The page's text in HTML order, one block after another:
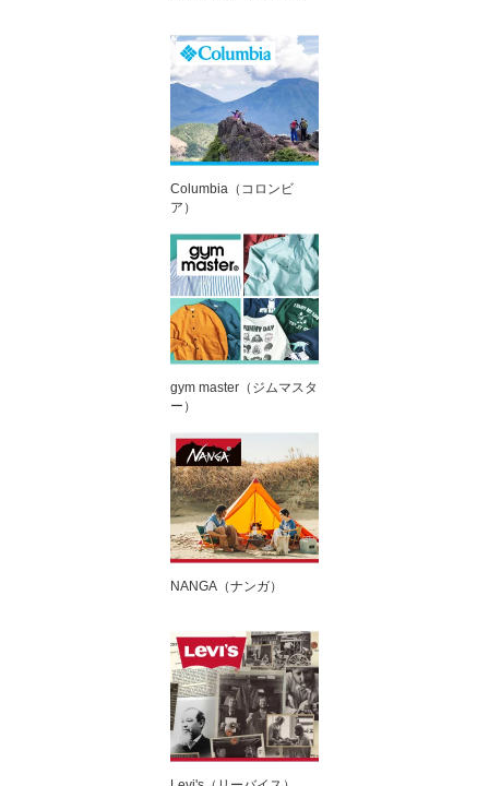
Columbia（コロンビ
ア）
gym master（ジムマスタ
ー）
NANGA（ナンガ）